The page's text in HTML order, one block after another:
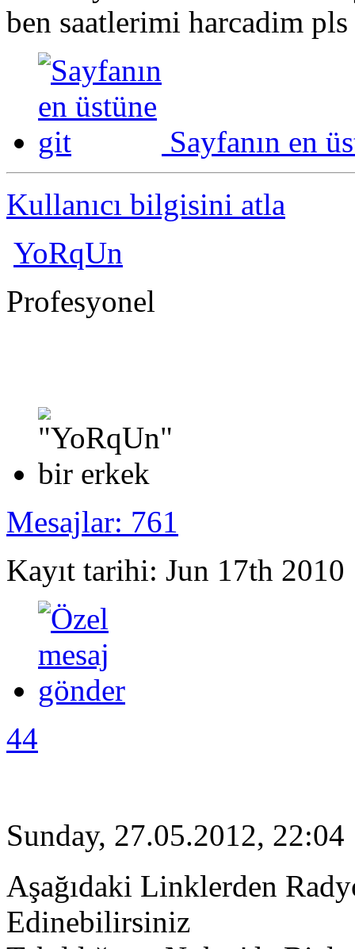
ben saatlerimi harcadim
Sayfanın en
Kullanıcı bilgisini atla
YoRqUn
Profesyonel
Mesajlar: 761
Kayıt tarihi: Jun 17th 2010
44
Sunday, 27.05.2012, 22:04
Aşağıdaki Linklerden
Edinebilirsiniz